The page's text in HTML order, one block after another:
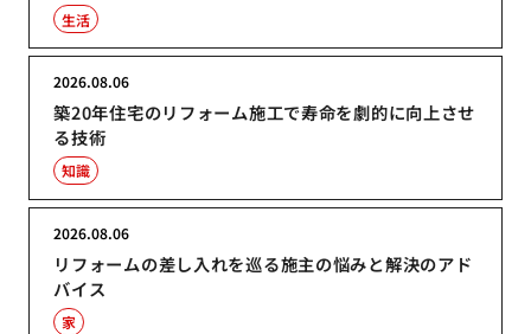
生活
築20年住宅のリフォーム施工で寿命を劇的に向上させ
る技術
2026.08.06
知識
リフォームの差し入れを巡る施主の悩みと解決のアド
バイス
2026.08.06
家